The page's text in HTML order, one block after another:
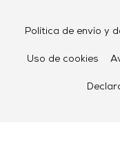
Política de envío y
Uso de cookies